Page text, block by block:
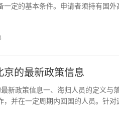
一定的基本条件。申请者须持有国
京的最新政策信息
，并在一定周期内回国的人员。针